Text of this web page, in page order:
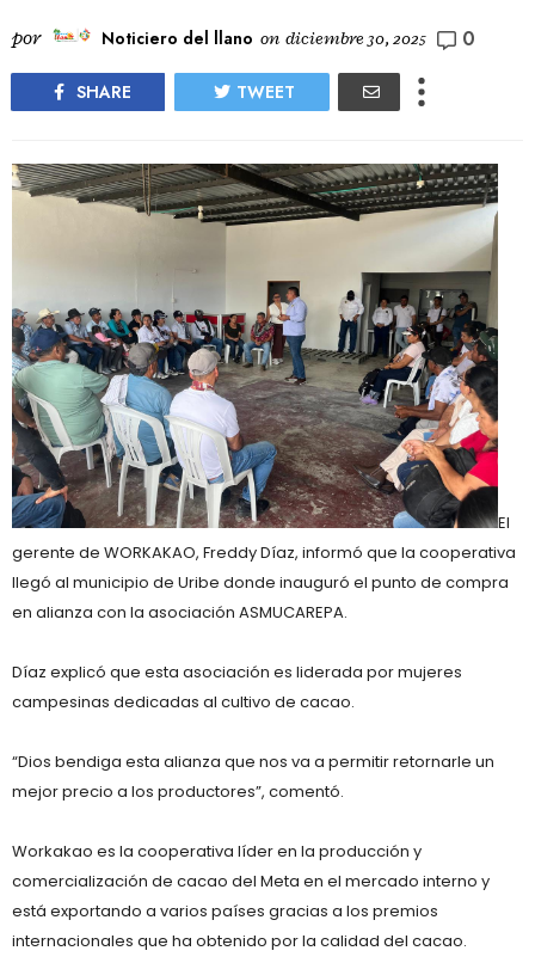
por Noticiero del llano on diciembre 30, 2025 0
SHARE TWEET
El
gerente de WORKAKAO, Freddy Díaz, informó que la cooperativa
llegó al municipio de Uribe donde inauguró el punto de compra
en alianza con la asociación ASMUCAREPA.
Díaz explicó que esta asociación es liderada por mujeres
campesinas dedicadas al cultivo de cacao.
“Dios bendiga esta alianza que nos va a permitir retornarle un
mejor precio a los productores”, comentó.
Workakao es la cooperativa líder en la producción y
comercialización de cacao del Meta en el mercado interno y
está exportando a varios países gracias a los premios
internacionales que ha obtenido por la calidad del cacao.